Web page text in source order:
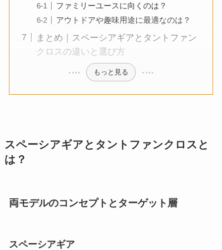
ファミリーユースに向くのは？
アウトドアや趣味用途に最適なのは？
まとめ｜スペーシアギアとタントファン
クロスの違いと選び方
もっと見る
スペーシアギアとタントファンクロスと
は？
両モデルのコンセプトとターゲット層
スペーシアギア